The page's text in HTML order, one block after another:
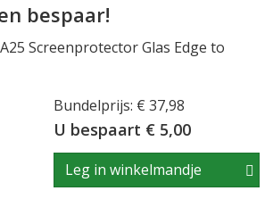
bespaar!
Screenprotector Glas Edge to
Bundelprijs: € 37,98
U bespaart € 5,00
Leg in winkelmandje